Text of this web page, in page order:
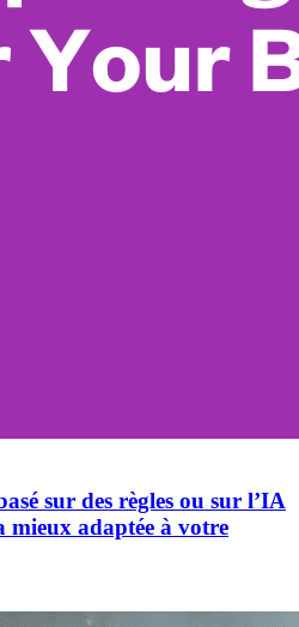
sur des règles ou sur l’IA
mieux adaptée à votre